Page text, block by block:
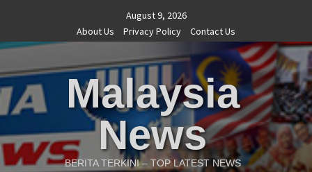
content
August 9, 2026
About Us
Privacy Policy Contact Us
Malaysia
News
BERITA TERKINI – TOP LATEST NEWS